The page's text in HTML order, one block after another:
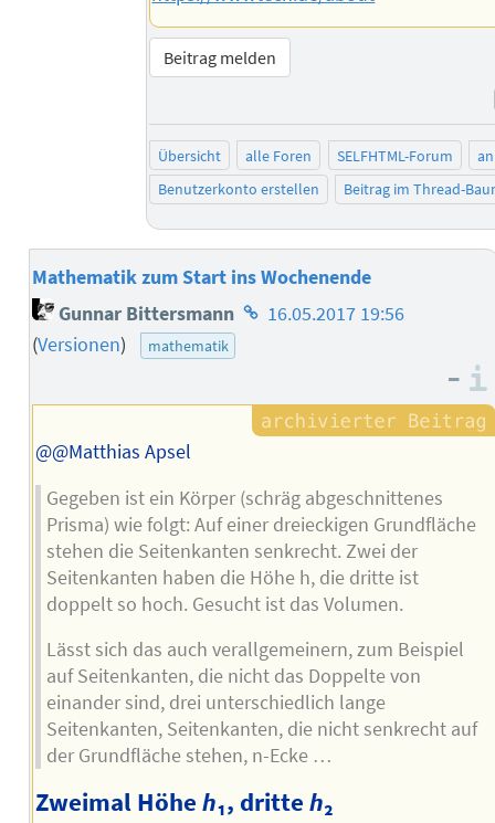
Beitrag melden
Übersicht alle Foren SELFHTML-Forum
Benutzerkonto erstellen
Beitrag im Thread-
Mathematik zum Start ins Wochenende
Gunnar Bittersmann Homepage
16.05.2017 19:56
(Versionen) mathematik
–
@@Matthias Apsel
Gegeben ist ein Körper (schräg abgeschnittenes
Prisma) wie folgt: Auf einer dreieckigen Grundfläche
stehen die Seitenkanten senkrecht. Zwei der
Seitenkanten haben die Höhe h, die dritte ist
doppelt so hoch. Gesucht ist das Volumen.
Lässt sich das auch verallgemeinern, zum Beispiel
auf Seitenkanten, die nicht das Doppelte von
einander sind, drei unterschiedlich lange
Seitenkanten, Seitenkanten, die nicht senkrecht auf
der Grundfläche stehen, n-Ecke …
Zweimal Höhe h₁, dritte h₂